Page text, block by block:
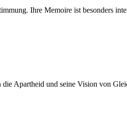
Ihre Memoire ist besonders
Apartheid und seine Vision von